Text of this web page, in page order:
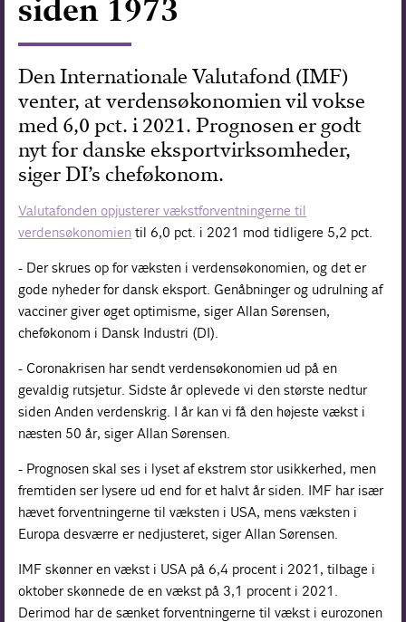
siden 1973
Den Internationale Valutafond (IMF)
venter, at verdensøkonomien vil vokse
med 6,0 pct. i 2021. Prognosen er godt
nyt for danske eksportvirksomheder,
siger DI’s cheføkonom.
Valutafonden opjusterer vækstforventningerne til
verdensøkonomien til 6,0 pct. i 2021 mod tidligere 5,2 pct.
- Der skrues op for væksten i verdensøkonomien, og det er
gode nyheder for dansk eksport. Genåbninger og udrulning af
vacciner giver øget optimisme, siger Allan Sørensen,
cheføkonom i Dansk Industri (DI).
- Coronakrisen har sendt verdensøkonomien ud på en
gevaldig rutsjetur. Sidste år oplevede vi den største nedtur
siden Anden verdenskrig. I år kan vi få den højeste vækst i
næsten 50 år, siger Allan Sørensen.
- Prognosen skal ses i lyset af ekstrem stor usikkerhed, men
fremtiden ser lysere ud end for et halvt år siden. IMF har især
hævet forventningerne til væksten i USA, mens væksten i
Europa desværre er nedjusteret, siger Allan Sørensen.
IMF skønner en vækst i USA på 6,4 procent i 2021, tilbage i
oktober skønnede de en vækst på 3,1 procent i 2021.
Derimod har de sænket forventningerne til vækst i eurozonen